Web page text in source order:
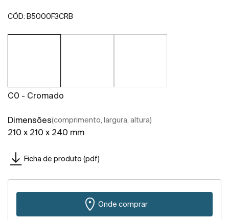
CÓD: B5000F3CRB
C0 - Cromado
Dimensões(comprimento, largura, altura)
210 x 210 x 240 mm
Ficha de produto (pdf)
Onde comprar